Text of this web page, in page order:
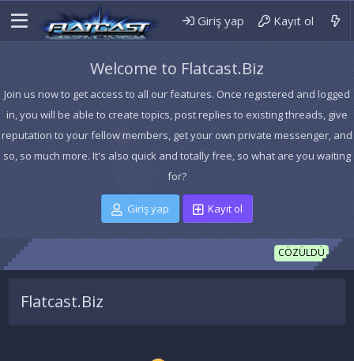
Giriş yap Kayıt ol
Welcome to Flatcast.Biz
Join us now to get access to all our features. Once registered and logged
in, you will be able to create topics, post replies to existing threads, give
reputation to your fellow members, get your own private messenger, and
so, so much more. It's also quick and totally free, so what are you waiting
for?
Giriş yap Kayıt ol
CÖZÜLDÜ
Flatcast.Biz